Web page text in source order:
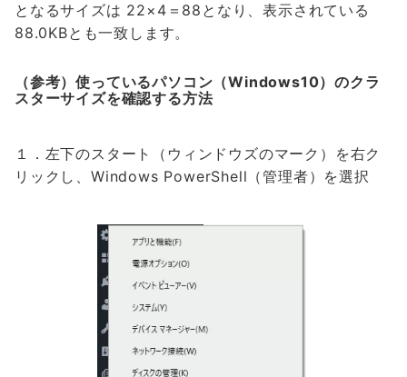
となるサイズは 22×4＝88となり、表示されている
88.0KBとも一致します。
（参考）使っているパソコン（Windows10）のクラ
スターサイズを確認する方法
１．左下のスタート（ウィンドウズのマーク）を右ク
リックし、Windows PowerShell（管理者）を選択